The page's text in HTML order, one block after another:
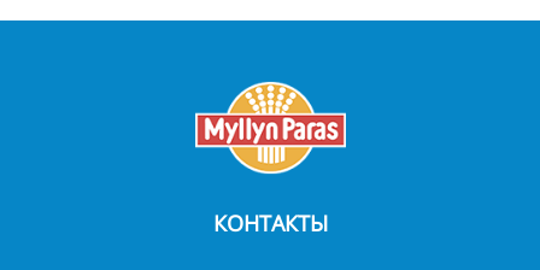
КОНТАКТЫ